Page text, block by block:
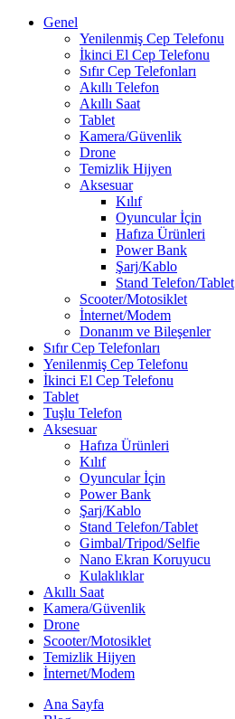
Genel
Yenilenmiş Cep Telefonu
İkinci El Cep Telefonu
Sıfır Cep Telefonları
Akıllı Telefon
Akıllı Saat
Tablet
Kamera/Güvenlik
Drone
Temizlik Hijyen
Aksesuar
Kılıf
Oyuncular İçin
Hafıza Ürünleri
Power Bank
Şarj/Kablo
Stand Telefon/Tablet
Scooter/Motosiklet
İnternet/Modem
Donanım ve Bileşenler
Sıfır Cep Telefonları
Yenilenmiş Cep Telefonu
İkinci El Cep Telefonu
Tablet
Tuşlu Telefon
Aksesuar
Hafıza Ürünleri
Kılıf
Oyuncular İçin
Power Bank
Şarj/Kablo
Stand Telefon/Tablet
Gimbal/Tripod/Selfie
Nano Ekran Koruyucu
Kulaklıklar
Akıllı Saat
Kamera/Güvenlik
Drone
Scooter/Motosiklet
Temizlik Hijyen
İnternet/Modem
Ana Sayfa